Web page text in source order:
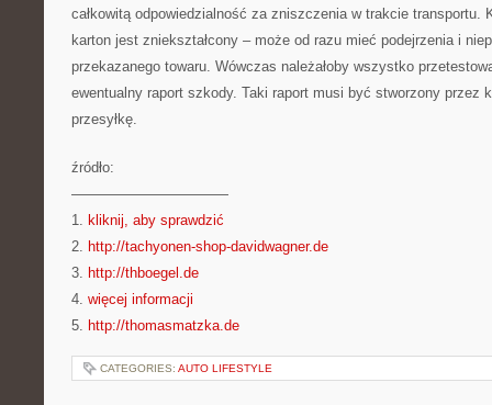
całkowitą odpowiedzialność za zniszczenia w trakcie transportu.
karton jest zniekształcony – może od razu mieć podejrzenia i
przekazanego towaru. Wówczas należałoby wszystko
ewentualny raport szkody. Taki raport musi być stworzony przez
przesyłkę.
źródło:
———————————
1. kliknij, aby sprawdzić
2. http://tachyonen-shop-davidwagner.de
3. http://thboegel.de
4. więcej informacji
5. http://thomasmatzka.de
CATEGORIES: AUTO LIFESTYLE